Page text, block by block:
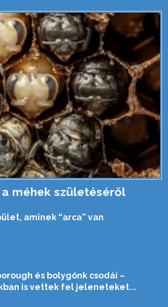
méhek születéséről
aminek “arca” van
és bolygónk csodái –
is vettek fel jeleneteket...